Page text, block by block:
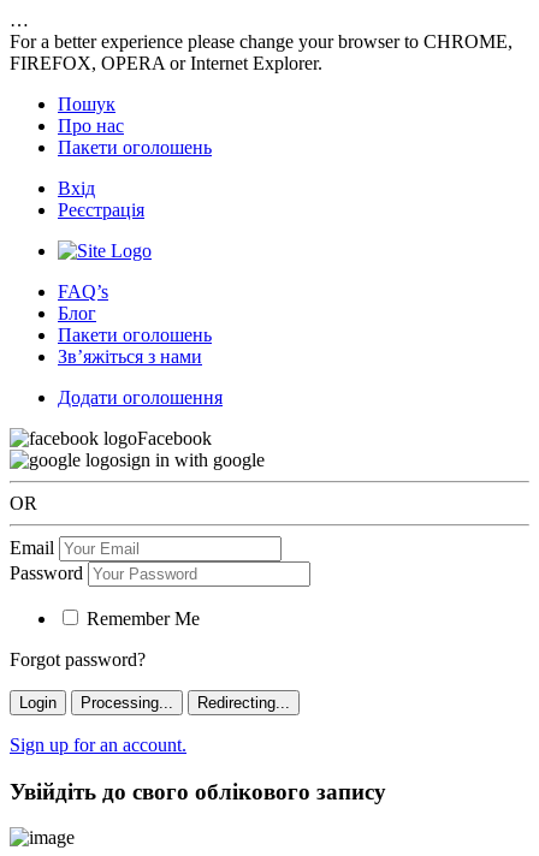
…
For a better experience please change your browser to CHROME,
FIREFOX, OPERA or Internet Explorer.
Пошук
Про нас
Пакети оголошень
Вхід
Реєстрація
FAQ’s
Блог
Пакети оголошень
Зв’яжіться з нами
Додати оголошення
Facebook
sign in with google
OR
Email
Password
Remember Me
Forgot password?
Login Processing... Redirecting...
Sign up for an account.
Увійдіть до свого облікового запису